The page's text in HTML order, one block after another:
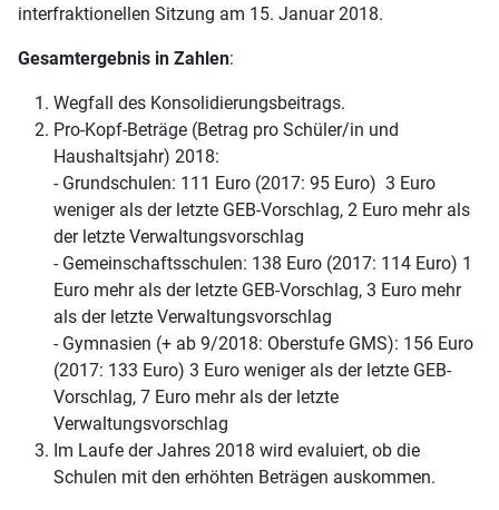
interfraktionellen Sitzung am 15. Januar 2018.
Gesamtergebnis in Zahlen:
Wegfall des Konsolidierungsbeitrags.
Pro-Kopf-Beträge (Betrag pro Schüler/in und
Haushaltsjahr) 2018:
- Grundschulen: 111 Euro (2017: 95 Euro) 3 Euro
weniger als der letzte GEB-Vorschlag, 2 Euro mehr als
der letzte Verwaltungsvorschlag
- Gemeinschaftsschulen: 138 Euro (2017: 114 Euro) 1
Euro mehr als der letzte GEB-Vorschlag, 3 Euro mehr
als der letzte Verwaltungsvorschlag
- Gymnasien (+ ab 9/2018: Oberstufe GMS): 156 Euro
(2017: 133 Euro) 3 Euro weniger als der letzte GEB-
Vorschlag, 7 Euro mehr als der letzte
Verwaltungsvorschlag
Im Laufe der Jahres 2018 wird evaluiert, ob die
Schulen mit den erhöhten Beträgen auskommen.